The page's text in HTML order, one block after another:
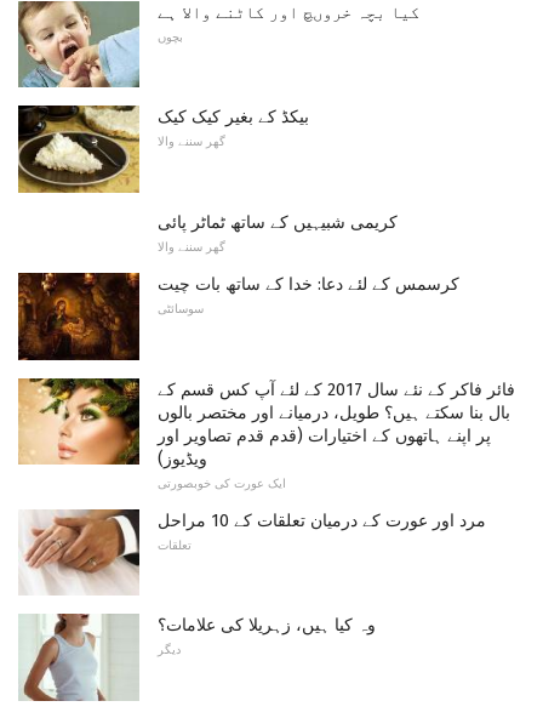
کیا بچہ خروںچ اور کاٹنے والا ہے
بچوں
بیکڈ کے بغیر کیک کیک
گھر سننے والا
کریمی شبیہیں کے ساتھ ٹماٹر پائی
گھر سننے والا
کرسمس کے لئے دعا: خدا کے ساتھ بات چیت
سوسائٹی
فائر فاکر کے نئے سال 2017 کے لئے آپ کس قسم کے
بال بنا سکتے ہیں؟ طویل، درمیانے اور مختصر بالوں
پر اپنے ہاتھوں کے اختیارات (قدم قدم تصاویر اور
ویڈیوز)
ایک عورت کی خوبصورتی
مرد اور عورت کے درمیان تعلقات کے 10 مراحل
تعلقات
وہ کیا ہیں، زہریلا کی علامات؟
دیگر